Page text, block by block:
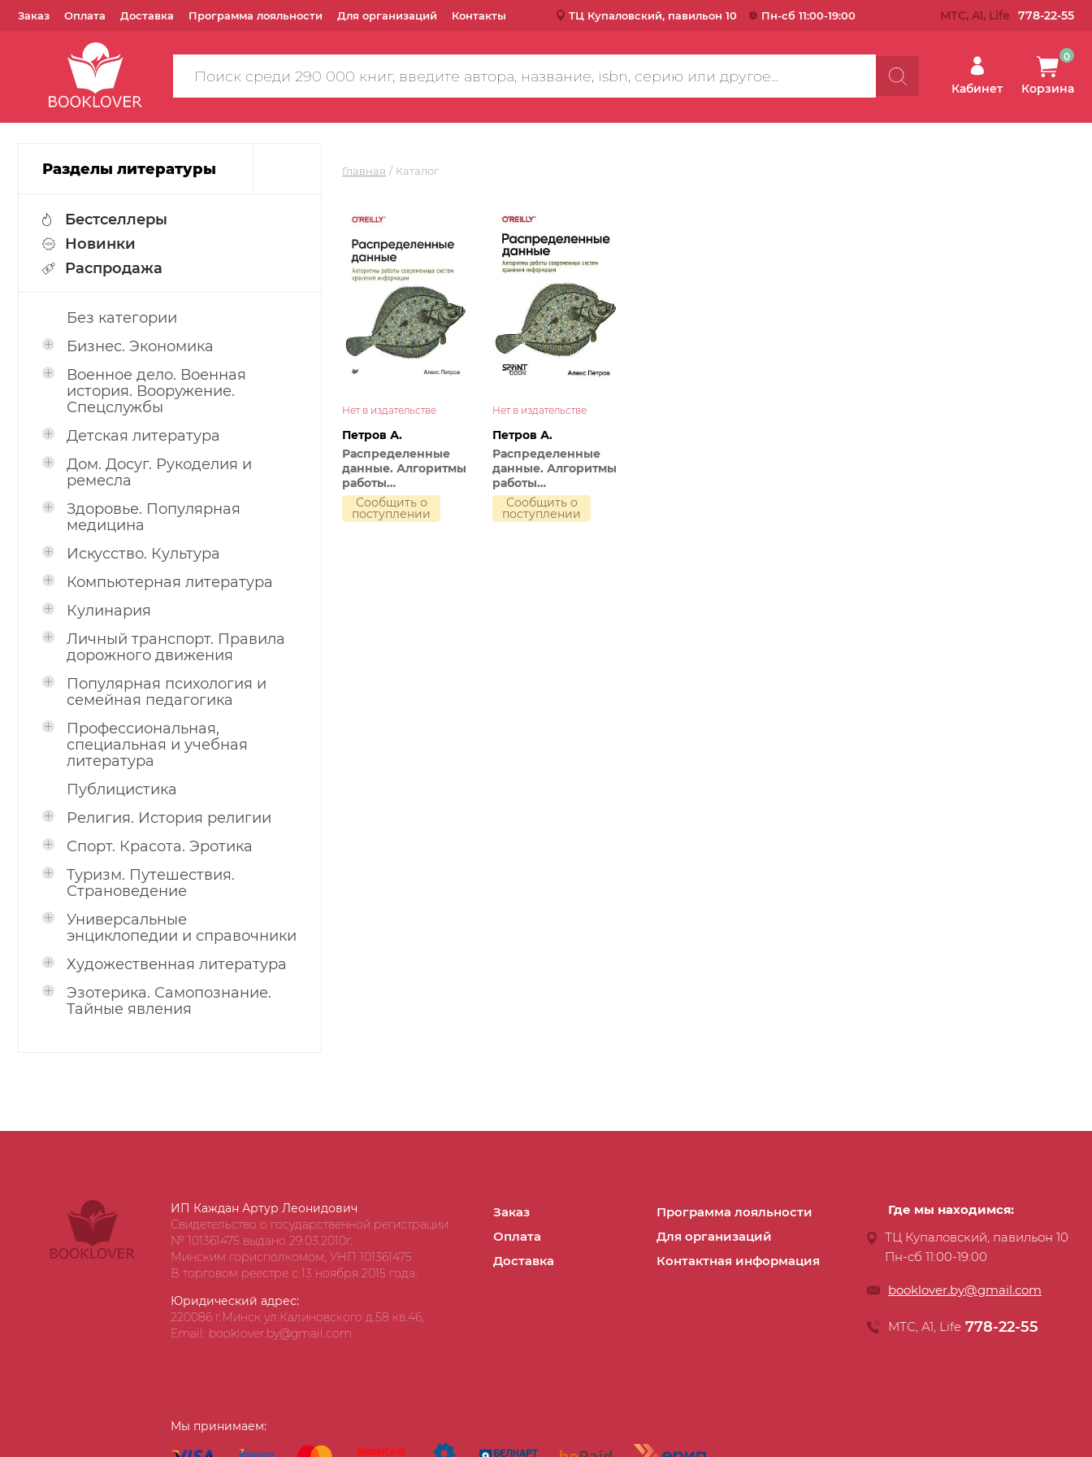
Заказ Оплата Доставка Программа лояльности Для организаций Контакты ТЦ Купаловский, павильон 10 Пн-сб 11:00-19:00 МТС, A1, Life 778-22-55
Поиск
по
Кабинет Корзина
0
Разделы литературы
Бестселлеры
Новинки
Распродажа
Без категории
Бизнес. Экономика
Военное дело. Военная
история. Вооружение.
Спецслужбы
Детская литература
Дом. Досуг. Рукоделия и
ремесла
Здоровье. Популярная
медицина
Искусство. Культура
Компьютерная литература
Кулинария
Личный транспорт. Правила
дорожного движения
Популярная психология и
семейная педагогика
Профессиональная,
специальная и учебная
литература
Публицистика
Религия. История религии
Спорт. Красота. Эротика
Туризм. Путешествия.
Страноведение
Универсальные
энциклопедии и справочники
Художественная литература
Эзотерика. Самопознание.
Тайные явления
Главная Каталог
Нет в издательстве
Петров А.
Распределенные
данные. Алгоритмы
работы
современных
систем хранения
Сообщить о
поступлении
Нет в издательстве
Петров А.
Распределенные
данные. Алгоритмы
работы
современных
систем хранения
информации
Сообщить о
поступлении
ИП Каждан Артур Леонидович
Свидетельство о государственной регистрации
№ 101361475 выдано 29.03.2010г.
Минским горисполкомом, УНП 101361475
В торговом реестре с 13 ноября 2015 года.
Юридический адрес:
220086 г.Минск ул.Калиновского д.58 кв.46,
Email: booklover.by@gmail.com
Заказ
Оплата
Доставка
Программа лояльности
Для организаций
Контактная информация
Мы принимаем:
Где мы находимся:
ТЦ Купаловский, павильон 10
Пн-сб 11:00-19:00
booklover.by@gmail.com
МТС, А1, Life 778-22-55